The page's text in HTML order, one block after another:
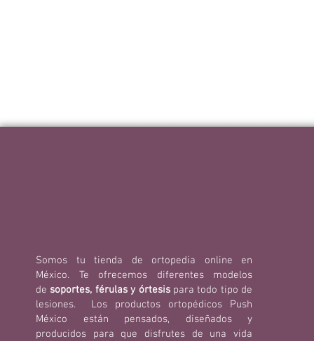
Somos tu tienda de ortopedia online en
México. Te ofrecemos diferentes modelos
de soportes, férulas y órtesispara todo tipo de
lesiones. Los productos ortopédicos Push
México están pensados, diseñados y
producidos para que disfrutes de una vida